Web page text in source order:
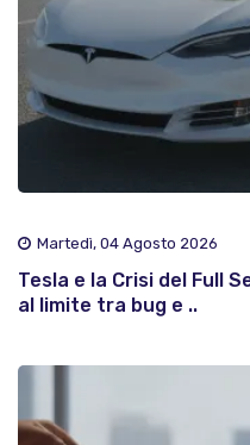
Martedì, 04 Agosto 2026
Tesla e la Crisi del Full
al limite tra bug e ..